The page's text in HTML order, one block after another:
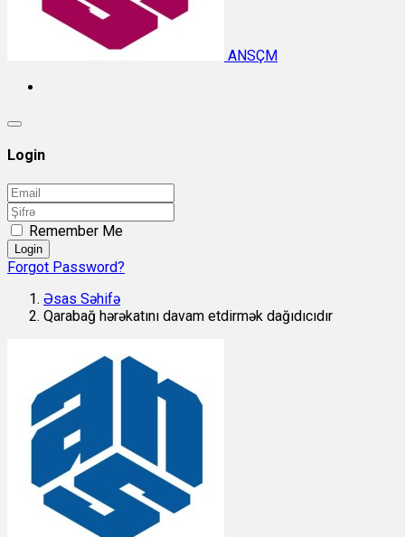
ANSÇM
Login
Remember Me
Login
Forgot Password?
Əsas Səhifə
Qarabağ hərəkatını davam etdirmək dağıdıcıdır